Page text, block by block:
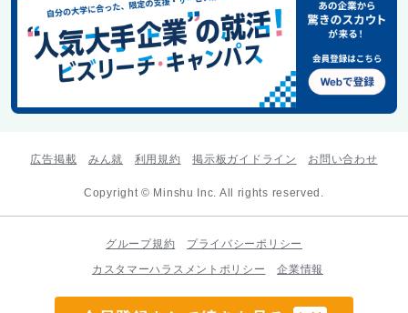
広告掲載 みん就 利用規約 掲示板ガイドライン お問い合わせ
Copyright © Minshu Inc. All rights reserved.
グループ規約
プライバシーポリシー
カスタマーハラスメントポリシー
企業情報